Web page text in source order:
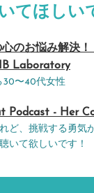
てほしい
のお悩み解決
Laboratory
30〜40代女性
Podcast - Her
ど、挑戦する勇気
いて欲しいです！